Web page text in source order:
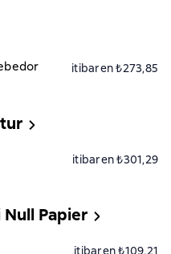
itibaren ₺273,85
itibaren ₺301,29
Papier
itibaren ₺109,21